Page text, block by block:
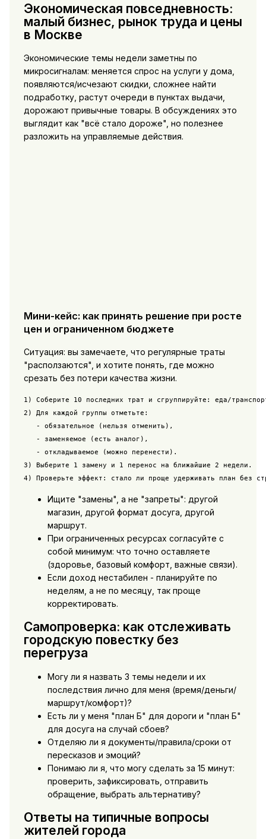
Экономическая повседневность:
малый бизнес, рынок труда и цены
в Москве
Экономические темы недели заметны по
микросигналам: меняется спрос на услуги у дома,
появляются/исчезают скидки, сложнее найти
подработку, растут очереди в пунктах выдачи,
дорожают привычные товары. В обсуждениях это
выглядит как "всё стало дороже", но полезнее
разложить на управляемые действия.
Мини-кейс: как принять решение при росте
цен и ограниченном бюджете
Ситуация: вы замечаете, что регулярные траты
"расползаются", и хотите понять, где можно
срезать без потери качества жизни.
1) Соберите 10 последних трат и сгруппируйте: еда/
2) Для каждой группы отметьте:
   - обязательное (нельзя отменить),
   - заменяемое (есть аналог),
   - откладываемое (можно перенести).
3) Выберите 1 замену и 1 перенос на ближайшие 2 недели.
Ищите "замены", а не "запреты": другой
магазин, другой формат досуга, другой
маршрут.
При ограниченных ресурсах согласуйте с
собой минимум: что точно оставляете
(здоровье, базовый комфорт, важные связи).
Если доход нестабилен - планируйте по
неделям, а не по месяцу, так проще
корректировать.
Самопроверка: как отслеживать
городскую повестку без
перегруза
Могу ли я назвать 3 темы недели и их
последствия лично для меня (время/деньги/
маршрут/комфорт)?
Есть ли у меня "план Б" для дороги и "план Б"
для досуга на случай сбоев?
Отделяю ли я документы/правила/сроки от
пересказов и эмоций?
Понимаю ли я, что могу сделать за 15 минут:
проверить, зафиксировать, отправить
обращение, выбрать альтернативу?
Ответы на типичные вопросы
жителей города